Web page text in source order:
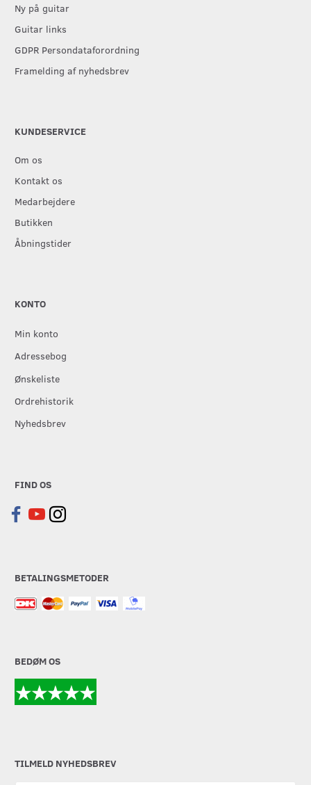
Ny på guitar
Guitar links
GDPR Persondataforordning
Framelding af nyhedsbrev
KUNDESERVICE
Om os
Kontakt os
Medarbejdere
Butikken
Åbningstider
KONTO
Min konto
Adressebog
Ønskeliste
Ordrehistorik
Nyhedsbrev
FIND OS
BETALINGSMETODER
BEDØM OS
TILMELD NYHEDSBREV